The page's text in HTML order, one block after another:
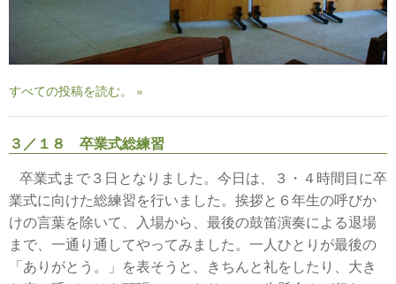
すべての投稿を読む。 »
３／１８ 卒業式総練習
卒業式まで３日となりました。今日は、３・４時間目に卒
業式に向けた総練習を行いました。挨拶と６年生の呼びか
けの言葉を除いて、入場から、最後の鼓笛演奏による退場
まで、一通り通してやってみました。一人ひとりが最後の
「ありがとう。」を表そうと、きちんと礼をしたり、大き